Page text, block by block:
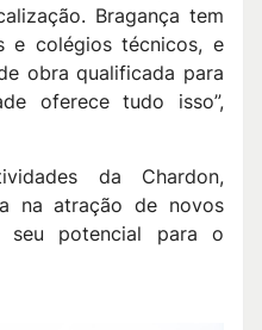
Bragança tem
e colégios técnicos, e
obra qualificada para
oferece tudo isso”,
da Chardon,
na atração de novos
seu potencial para o